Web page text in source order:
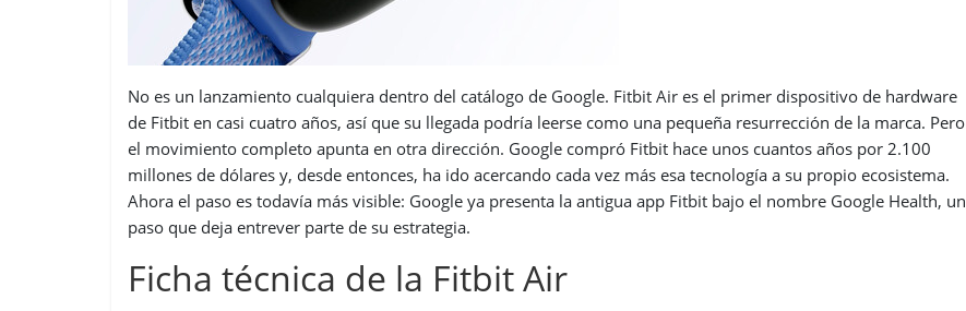
No es un lanzamiento cualquiera dentro del catálogo de Google. Fitbit Air es el primer dispositivo de hardware
de Fitbit en casi cuatro años, así que su llegada podría leerse como una pequeña resurrección de la marca. Pero
el movimiento completo apunta en otra dirección. Google compró Fitbit hace unos cuantos años por 2.100
millones de dólares y, desde entonces, ha ido acercando cada vez más esa tecnología a su propio ecosistema.
Ahora el paso es todavía más visible: Google ya presenta la antigua app Fitbit bajo el nombre Google Health, un
paso que deja entrever parte de su estrategia.
Ficha técnica de la Fitbit Air